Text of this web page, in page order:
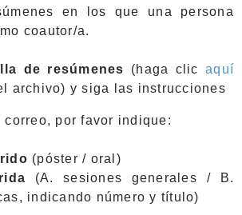
en los que una persona
coautor/a.
de resúmenes (haga clicaquí
archivo) y siga las instrucciones
correo, por favor indique:
(póster / oral)
(A. sesiones generales / B.
indicando número y título)